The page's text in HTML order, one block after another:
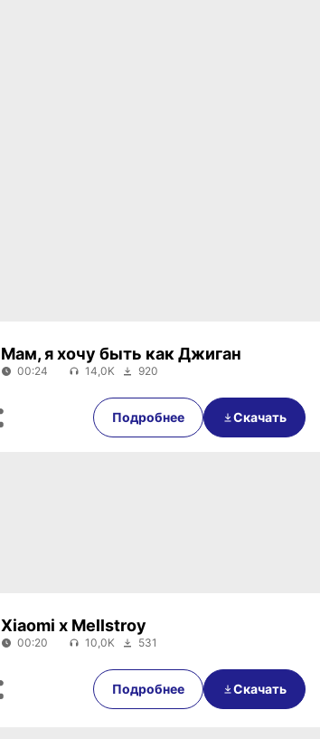
00:24
Мам, я хочу быть как Джиган
00:24 14,0K 920
Подробнее Скачать
00:20
Xiaomi x Mellstroy
00:20 10,0K 531
Подробнее Скачать